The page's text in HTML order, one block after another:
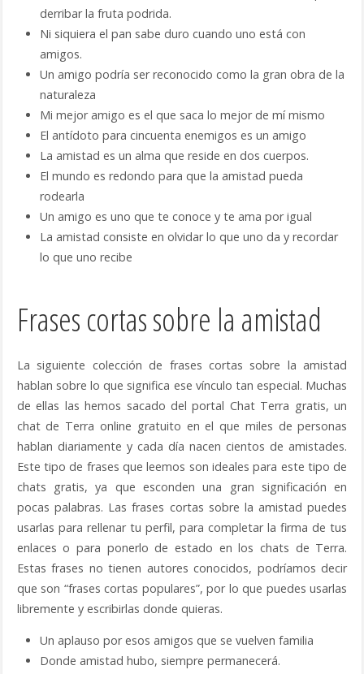
derribar la fruta podrida.
Ni siquiera el pan sabe duro cuando uno está con
amigos.
Un amigo podría ser reconocido como la gran obra de la
naturaleza
Mi mejor amigo es el que saca lo mejor de mí mismo
El antídoto para cincuenta enemigos es un amigo
La amistad es un alma que reside en dos cuerpos.
El mundo es redondo para que la amistad pueda
rodearla
Un amigo es uno que te conoce y te ama por igual
La amistad consiste en olvidar lo que uno da y recordar
lo que uno recibe
Frases cortas sobre la amistad
La siguiente colección de frases cortas sobre la amistad
hablan sobre lo que significa ese vínculo tan especial. Muchas
de ellas las hemos sacado del portal Chat Terra gratis, un
chat de Terra online gratuito en el que miles de personas
hablan diariamente y cada día nacen cientos de amistades.
Este tipo de frases que leemos son ideales para este tipo de
chats gratis, ya que esconden una gran significación en
pocas palabras. Las frases cortas sobre la amistad puedes
usarlas para rellenar tu perfil, para completar la firma de tus
enlaces o para ponerlo de estado en los chats de Terra.
Estas frases no tienen autores conocidos, podríamos decir
que son “frases cortas populares”, por lo que puedes usarlas
libremente y escribirlas donde quieras.
Un aplauso por esos amigos que se vuelven familia
Donde amistad hubo, siempre permanecerá.